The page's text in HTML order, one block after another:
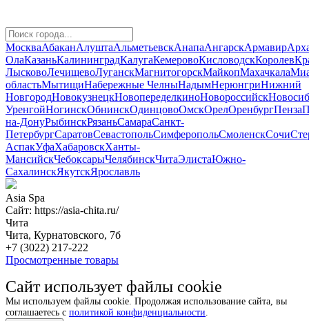
МоскваАбаканАлуштаАльметьевскАнапаАнгарскАрмавир
ОлаКазаньКалининградКалугаКемеровоКисловодскКоролев
ЛысковоЛечищевоЛуганскМагнитогорскМайкопМахачкала
областьМытищиНабережные ЧелныНадымНерюнгриНижний
НовгородНовокузнецкНовопеределкиноНовороссийск
УренгойНогинскОбнинскОдинцовоОмскОрелОренбургПенза
на-ДонуРыбинскРязаньСамараСанкт-
ПетербургСаратовСевастопольСимферопольСмоленскСочи
АспакУфаХабаровскХанты-
МансийскЧебоксарыЧелябинскЧитаЭлистаЮжно-
СахалинскЯкутскЯрославль
Asia Spa
Сайт: https://asia-chita.ru/
Чита
Чита, Курнатовского, 7б
+7 (3022) 217-222
Просмотренные товары
Сайт использует файлы cookie
Мы используем файлы cookie. Продолжая использование сайта, вы
соглашаетесь с политикой конфиденциальности